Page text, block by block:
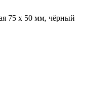
75 х 50 мм, чёрный